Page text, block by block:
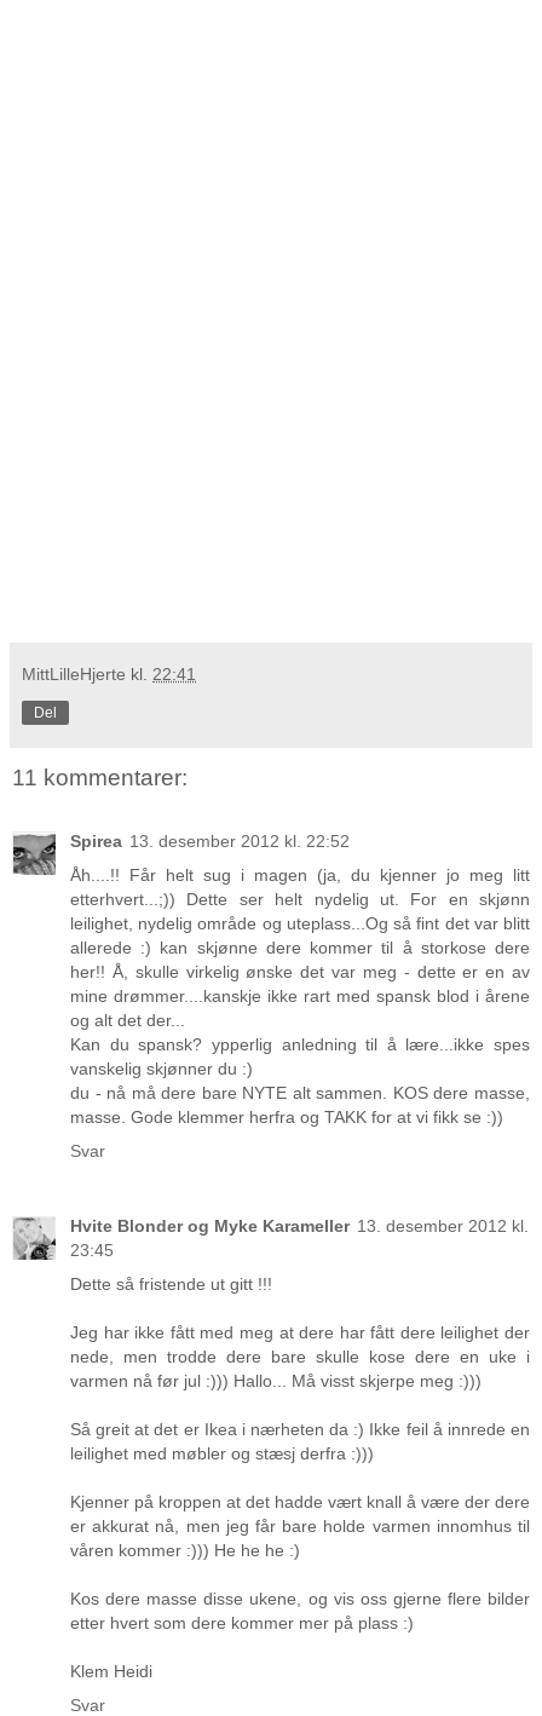
MittLilleHjerte kl. 22:41
Del
11 kommentarer:
Spirea 13. desember 2012 kl. 22:52
Åh....!! Får helt sug i magen (ja, du kjenner jo meg litt
etterhvert...;)) Dette ser helt nydelig ut. For en skjønn
leilighet, nydelig område og uteplass...Og så fint det var blitt
allerede :) kan skjønne dere kommer til å storkose dere
her!! Å, skulle virkelig ønske det var meg - dette er en av
mine drømmer....kanskje ikke rart med spansk blod i årene
og alt det der...
Kan du spansk? ypperlig anledning til å lære...ikke spes
vanskelig skjønner du :)
du - nå må dere bare NYTE alt sammen. KOS dere masse,
masse. Gode klemmer herfra og TAKK for at vi fikk se :))
Svar
Hvite Blonder og Myke Karameller 13. desember 2012 kl.
23:45
Dette så fristende ut gitt !!!
Jeg har ikke fått med meg at dere har fått dere leilighet der
nede, men trodde dere bare skulle kose dere en uke i
varmen nå før jul :))) Hallo... Må visst skjerpe meg :)))
Så greit at det er Ikea i nærheten da :) Ikke feil å innrede en
leilighet med møbler og stæsj derfra :)))
Kjenner på kroppen at det hadde vært knall å være der dere
er akkurat nå, men jeg får bare holde varmen innomhus til
våren kommer :))) He he he :)
Kos dere masse disse ukene, og vis oss gjerne flere bilder
etter hvert som dere kommer mer på plass :)
Klem Heidi
Svar